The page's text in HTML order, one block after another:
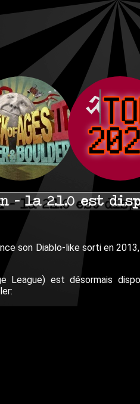
- la 2.1.0 est
son Diablo-like sorti en
League) est désormais